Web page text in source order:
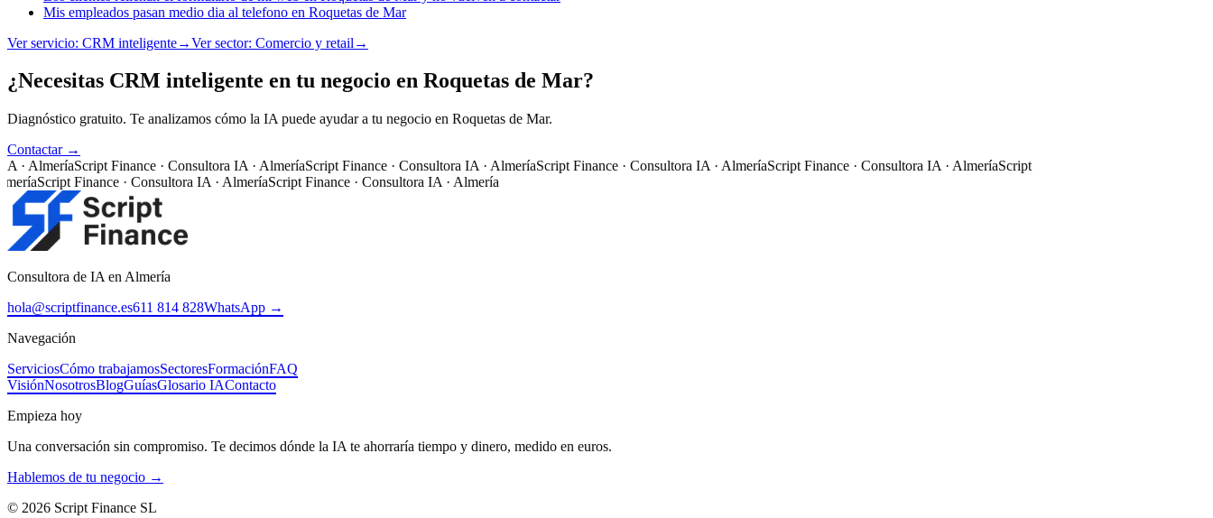
Mis empleados pasan medio dia al telefono en Roquetas de Mar
Ver servicio: CRM inteligente→Ver sector: Comercio y retail →
¿Necesitas CRM inteligente en tu negocio en Roquetas de Mar?
Diagnóstico gratuito. Te analizamos cómo la IA puede ayudar a tu negocio en Roquetas de Mar.
Contactar →
AlmeríaScript Finance · Consultora IA · AlmeríaScript Finance · Consultora IA · AlmeríaScript Finance · Consultora IA · AlmeríaScript Finance · Consultora IA · AlmeríaScript
Script Finance · Consultora IA · AlmeríaScript Finance · Consultora IA · Almería
Consultora de IA en Almería
hola@scriptfinance.es611 814 828WhatsApp →
Navegación
ServiciosCómo trabajamosSectoresFormaciónFAQ
VisiónNosotrosBlogGuíasGlosario IAContacto
Empieza hoy
Una conversación sin compromiso. Te decimos dónde la IA te ahorraría tiempo y dinero, medido en euros.
Hablemos de tu negocio →
© 2026 Script Finance SL